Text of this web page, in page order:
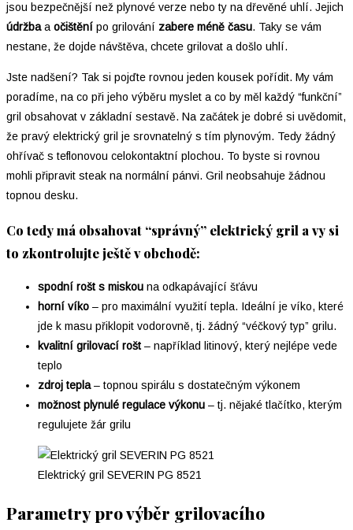
jsou bezpečnější než plynové verze nebo ty na dřevěné uhlí. Jejich
údržbaa očištění po grilování zabere méně času. Taky se vám
nestane, že dojde návštěva, chcete grilovat a došlo uhlí.
Jste nadšení? Tak si pojďte rovnou jeden kousek pořídit. My vám
poradíme, na co při jeho výběru myslet a co by měl každý “funkční”
gril obsahovat v základní sestavě. Na začátek je dobré si uvědomit,
že pravý elektrický gril je srovnatelný s tím plynovým. Tedy žádný
ohřívač s teflonovou celokontaktní plochou. To byste si rovnou
mohli připravit steak na normální pánvi. Gril neobsahuje žádnou
topnou desku.
Co tedy má obsahovat “správný” elektrický gril a vy si
to zkontrolujte ještě v obchodě:
spodní rošt s miskou na odkapávající šťávu
horní víko – pro maximální využití tepla. Ideální je víko, které
jde k masu přiklopit vodorovně, tj. žádný “véčkový typ” grilu.
kvalitní grilovací rošt – například litinový, který nejlépe vede
teplo
zdroj tepla– topnou spirálu s dostatečným výkonem
možnost plynulé regulace výkonu – tj. nějaké tlačítko, kterým
regulujete žár grilu
Elektrický gril SEVERIN PG 8521
Parametry pro výběr grilovacího